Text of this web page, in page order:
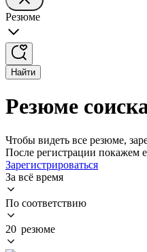
Резюме
Найти
Резюме
Чтобы видеть все резюме,
После регистрации покажем
Зарегистрироваться
За всё время
По соответствию
20 резюме